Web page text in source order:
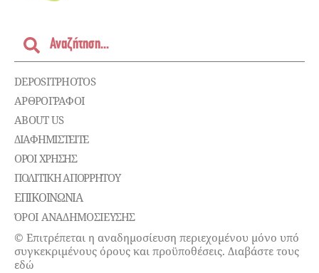
DEPOSITPHOTOS
ΑΡΘΡΟΓΡΑΦΟΙ
ABOUT US
ΔΙΑΦΗΜΙΣΤΕΊΤΕ
ΌΡΟΙ ΧΡΉΣΗΣ
ΠΟΛΙΤΙΚΉ ΑΠΟΡΡΉΤΟΥ
ΕΠΙΚΟΙΝΩΝΊΑ
ΌΡΟΙ ΑΝΑΔΗΜΟΣΙΕΥΣΗΣ
© Επιτρέπεται η αναδημοσίευση περιεχομένου μόνο υπό
συγκεκριμένους όρους και προϋποθέσεις. Διαβάστε τους
εδώ